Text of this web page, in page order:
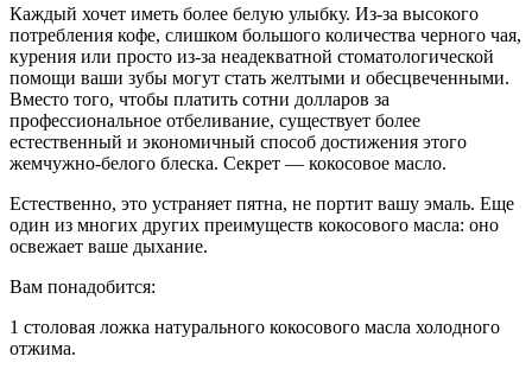
Каждый хочет иметь более белую улыбку. Из-за высокого
потребления кофе, слишком большого количества черного чая,
курения или просто из-за неадекватной стоматологической
помощи ваши зубы могут стать желтыми и обесцвеченными.
Вместо того, чтобы платить сотни долларов за
профессиональное отбеливание, существует более
естественный и экономичный способ достижения этого
жемчужно-белого блеска. Секрет — кокосовое масло.
Естественно, это устраняет пятна, не портит вашу эмаль. Еще
один из многих других преимуществ кокосового масла: оно
освежает ваше дыхание.
Вам понадобится:
1 столовая ложка натурального кокосового масла холодного
отжима.